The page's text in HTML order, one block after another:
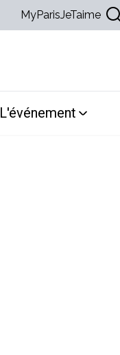
MyParisJeTaime
L'événement